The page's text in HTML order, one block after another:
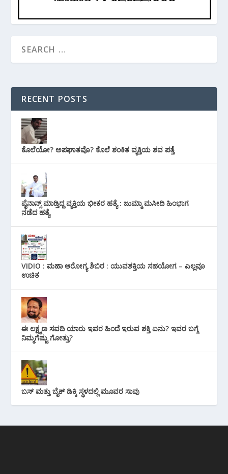
RECENT POSTS
ಕೊಲೆಯೋ? ಅಪಘಾತವೊ? ಕೊಲೆ ಶಂಕಿತ ವ್ಯಕ್ತಿಯ ಶವ ಪತ್ತೆ
ಪೈನಾನ್ಸ್ ಮಾಡ್ತಿದ್ದ ವ್ಯಕ್ತಿಯ ಭೀಕರ‌ ಹತ್ಯೆ : ಜುಮ್ಮಾ ಮಸೀದಿ ಹಿಂಭಾಗ
ನಡೆದ ಹತ್ಯೆ
VIDIO : ಮಹಾ ಆರೋಗ್ಯ ಶಿಬಿರ : ಯುವಶಕ್ತಿಯ ಸಹಯೋಗ – ಎಲ್ಲವೂ
ಉಚಿತ
ಈ ಲಕ್ಷ್ಮಣ ಸವದಿ ಯಾರು ಇವರ ಹಿಂದೆ ಇರುವ ಶಕ್ತಿ ಏನು? ಇವರ ಬಗ್ಗೆ
ನಿಮ್ಮಗೆಷ್ಟು ಗೋತ್ತು?
ಬಸ್ ಮತ್ತು ಬೈಕ್ ಡಿಕ್ಕಿ ಸ್ಥಳದಲ್ಲಿ ಮೂವರ ಸಾವು